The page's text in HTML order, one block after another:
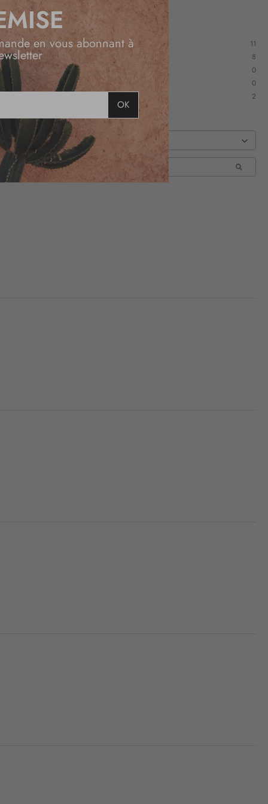
11
8
0
0
2
en vous abonnant à
OK